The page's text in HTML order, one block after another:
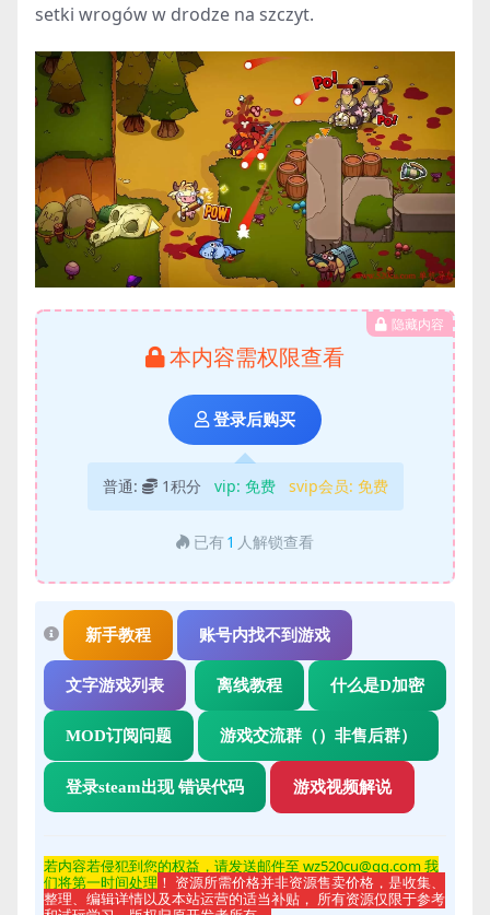
setki wrogów w drodze na szczyt.
隐藏内容
本内容需权限查看
登录后购买
普通: 1积分 vip: 免费 svip会员: 免费
已有 1 人解锁查看
新手教程 账号内找不到游戏
文字游戏列表 离线教程 什么是D加密
MOD订阅问题 游戏交流群（）非售后群）
登录steam出现 错误代码 游戏视频解说
若内容若侵犯到您的权益，请发送邮件至 wz520cu@qq.com 我
们将第一时间处理 ！ 资源所需价格并非资源售卖价格，是收集、
整理、编辑详情以及本站运营的适当补贴， 所有资源仅限于参考